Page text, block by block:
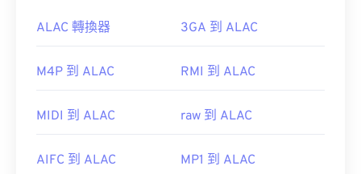
如何開啟 WMV 檔案？
ASF）檔案。
ALAC 轉換器 3GA 到 ALAC
M4P 到 ALAC RMI 到 ALAC
MIDI 到 ALAC raw 到 ALAC
AIFC 到 ALAC MP1 到 ALAC